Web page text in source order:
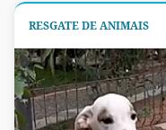
RESGATE DE ANIMAIS